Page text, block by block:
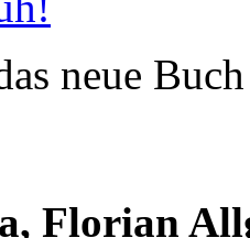
neue
Florian